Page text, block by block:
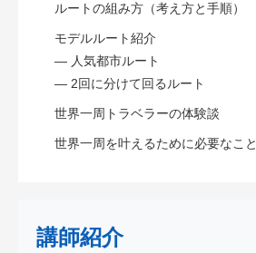
ルートの組み方（考え方と手順）
モデルルート紹介
— 人気都市ルート
— 2回に分けて回るルート
世界一周トラベラーの体験談
世界一周を叶えるために必要なこと
講師紹介